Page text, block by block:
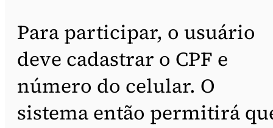
Para participar, o usuário
deve cadastrar o CPF e
número do celular. O
sistema então permitirá